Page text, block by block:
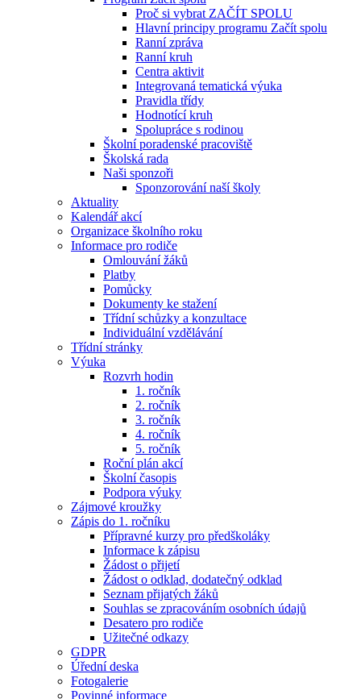
Proč si vybrat ZAČÍT SPOLU
Hlavní principy programu Začít spolu
Ranní zpráva
Ranní kruh
Centra aktivit
Integrovaná tematická výuka
Pravidla třídy
Hodnotící kruh
Spolupráce s rodinou
Školní poradenské pracoviště
Školská rada
Naši sponzoři
Sponzorování naší školy
Aktuality
Kalendář akcí
Organizace školního roku
Informace pro rodiče
Omlouvání žáků
Platby
Pomůcky
Dokumenty ke stažení
Třídní schůzky a konzultace
Individuální vzdělávání
Třídní stránky
Výuka
Rozvrh hodin
1. ročník
2. ročník
3. ročník
4. ročník
5. ročník
Roční plán akcí
Školní časopis
Podpora výuky
Zájmové kroužky
Zápis do 1. ročníku
Přípravné kurzy pro předškoláky
Informace k zápisu
Žádost o přijetí
Žádost o odklad, dodatečný odklad
Seznam přijatých žáků
Souhlas se zpracováním osobních údajů
Desatero pro rodiče
Užitečné odkazy
GDPR
Úřední deska
Fotogalerie
Povinné informace